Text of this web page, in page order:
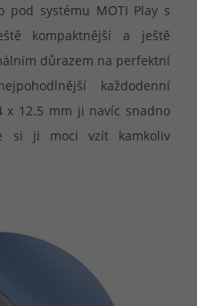
pod systému MOTI Play s
kompaktnější a ještě
důrazem na perfektní
každodenní
x 12.5 mm ji navíc snadno
si ji moci vzít kamkoliv